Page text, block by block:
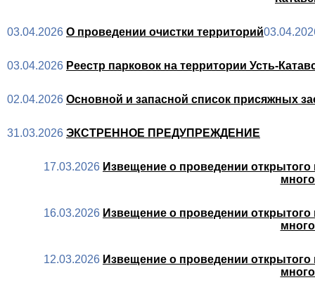
03.04.2026 О проведении очистки территорий
03.04.2026 Реестр парковок на территории Усть-
02.04.2026 Основной и запасной список присяжных
31.03.2026 ЭКСТРЕННОЕ ПРЕДУПРЕЖДЕНИЕ
17.03.2026 Извещение о проведении
16.03.2026 Извещение о проведении
12.03.2026 Извещение о проведении